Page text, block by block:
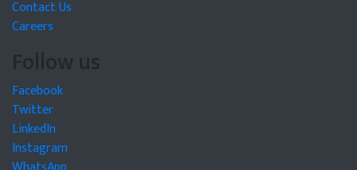
Contact Us
Careers
Follow us
Facebook
Twitter
LinkedIn
Instagram